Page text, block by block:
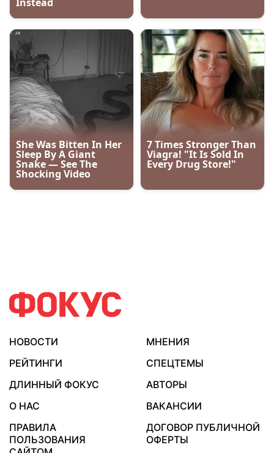
НОВОСТИ
МНЕНИЯ
РЕЙТИНГИ
СПЕЦТЕМЫ
ДЛИННЫЙ ФОКУС
АВТОРЫ
О НАС
ВАКАНСИИ
ПРАВИЛА
ПОЛЬЗОВАНИЯ
ДОГОВОР ПУБЛИЧНОЙ
ОФЕРТЫ